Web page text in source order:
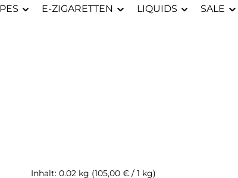
E-ZIGARETTEN LIQUIDS SALE
Inhalt: 0.02 kg (105,00 € / 1 kg)